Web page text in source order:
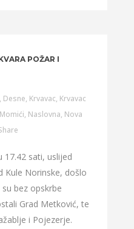
POŽAR I
, Desne, Krvavac, Krvavac
Momići, Naslovna, Nova
17.42 sati, uslijed
Kule Norinske, došlo
bez opskrbe
Grad Metković, te
i Pojezerje.